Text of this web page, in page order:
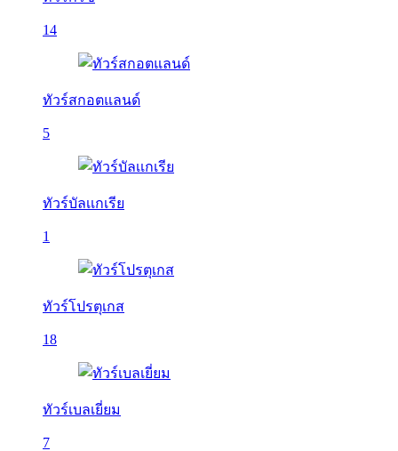
14
ทัวร์สกอตแลนด์
5
ทัวร์บัลเเกเรีย
1
ทัวร์โปรตุเกส
18
ทัวร์เบลเยี่ยม
7